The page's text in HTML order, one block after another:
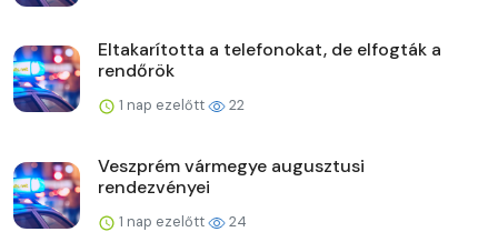
Eltakarította a telefonokat, de elfogták a
rendőrök
1 nap ezelőtt 22
Veszprém vármegye augusztusi
rendezvényei
1 nap ezelőtt 24